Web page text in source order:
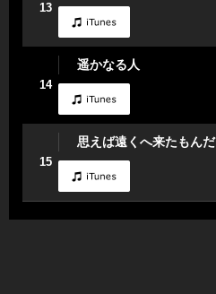
13
14
遥かなる人
15
思えば遠くへ来たもんだ